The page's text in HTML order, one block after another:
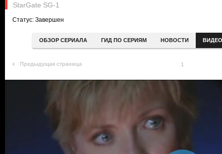
StarGate SG-1
Статус: Завершен
ОБЗОР СЕРИАЛА ГИД ПО СЕРИЯМ НОВОСТИ ВИДЕО
Предыдущая страница 1